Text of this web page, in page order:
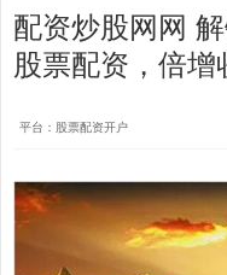
配资炒股网网
股票配资，倍增
平台：股票配资开户